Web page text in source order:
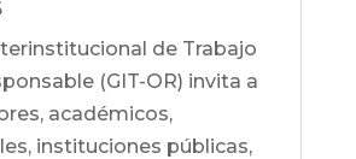
de Trabajo
(GIT-OR) invita a
académicos,
instituciones públicas,